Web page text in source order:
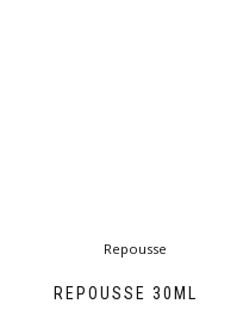
REPOUSSE 30ML